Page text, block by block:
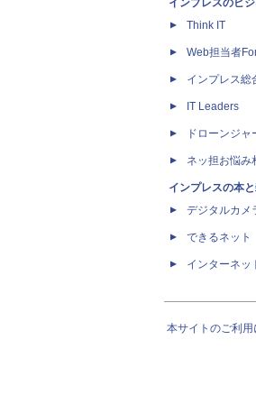
インプレスのビ
Think IT
Web担当者
インプレス総
IT Leaders
ドローンジャ
ネッ担お悩み
インプレスの本
デジタルカメ
できるネット
インターネッ
本サイトのご利用